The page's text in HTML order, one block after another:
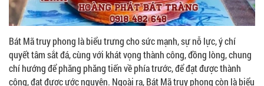
Bát Mã truy phong là biểu trưng cho sức mạnh, sự nỗ lực, ý chí
quyết tâm sắt đá, cùng với khát vọng thành công, đồng lòng, chung
chí hướng để phăng phăng tiến về phía trước, để đạt được thành
công, đạt được ước nguyện. Ngoài ra, Bát Mã truy phong còn là biểu